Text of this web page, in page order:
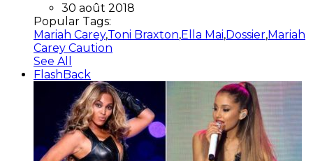
30 août 2018
Popular Tags:
Mariah Carey,Toni Braxton,Ella Mai,Dossier,Mariah
Carey Caution
See All
FlashBack